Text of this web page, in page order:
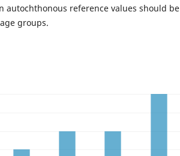
autochthonous reference values should be
groups.